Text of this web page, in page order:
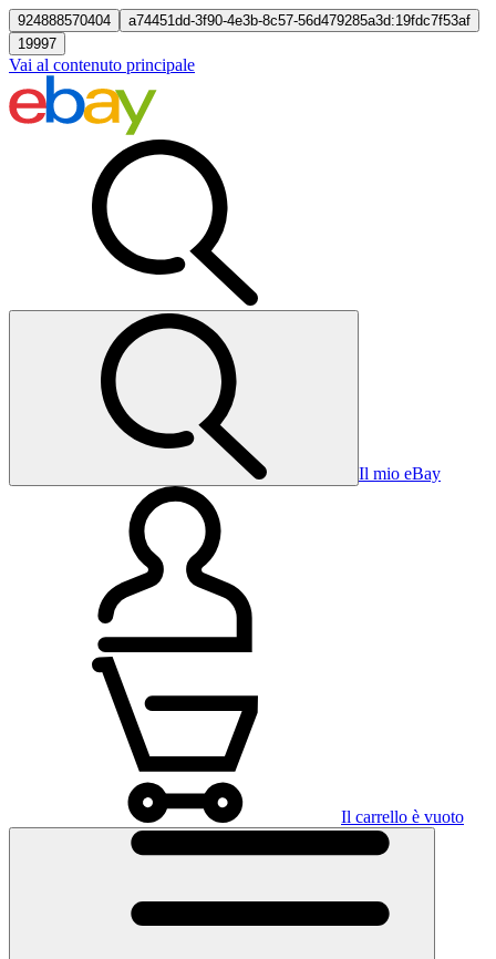
924888570404
a74451dd-3f90-4e3b-8c57-56d479285a3d:19fdc7f53af
19997
Vai al contenuto principale
Il mio eBay
Il carrello è vuoto